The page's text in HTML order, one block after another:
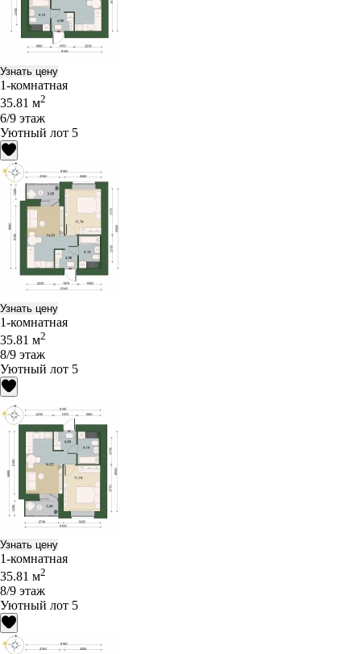
Узнать цену
1-комнатная
35.81 м2
6/9 этаж
Уютный лот 5
Узнать цену
1-комнатная
35.81 м2
8/9 этаж
Уютный лот 5
Узнать цену
1-комнатная
35.81 м2
8/9 этаж
Уютный лот 5